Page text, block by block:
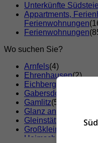
Unterkünfte
Appartments,
Ferienwohnungen
Ferienwohnungen
Wo suchen Sie?
Arnfels(4)
Ehrenhausen(2)
Eichberg-Trautenburg
Gabersdorf
Gamlitz(5)
Glanz an der
Gleinstätten
Großklein
Heimschuh